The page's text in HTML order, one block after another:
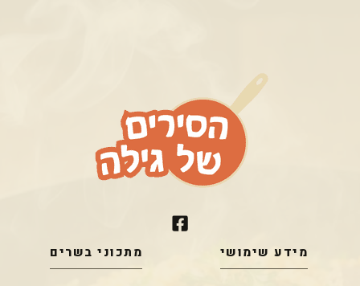
מידע שימושי מתכוני בשרים